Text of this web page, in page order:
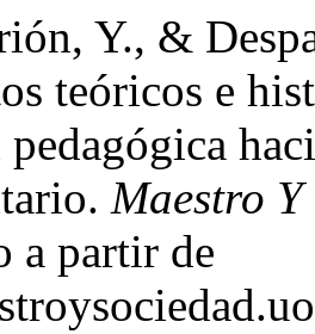
Y., &
teóricos e
Maestro
a partir de